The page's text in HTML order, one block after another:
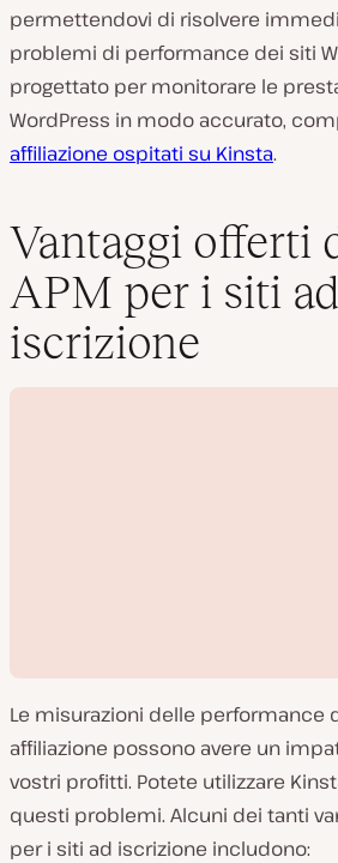
permettendovi di risolvere
problemi di performance dei siti
progettato per monitorare le
WordPress in modo accurato,
affiliazione ospitati su Kinsta.
Vantaggi offerti
APM per i siti ad
iscrizione
i
Le misurazioni delle performance
affiliazione possono avere un
vostri profitti. Potete utilizzare
questi problemi. Alcuni dei tanti
per i siti ad iscrizione includono: